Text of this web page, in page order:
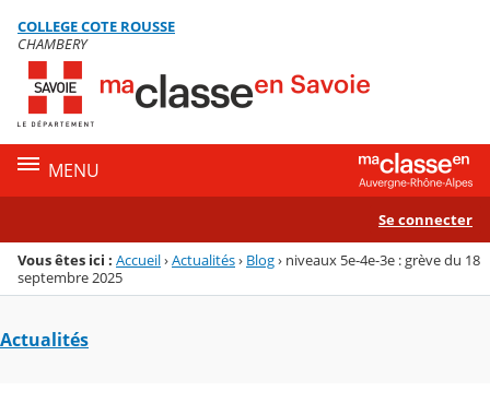
Menu de la rubrique
Contenu
COLLEGE COTE ROUSSE
CHAMBERY
MENU
Se connecter
Vous êtes ici : Accueil›Actualités› Blog› niveaux 5e-4e-3e : grève du 18
septembre 2025
Actualités